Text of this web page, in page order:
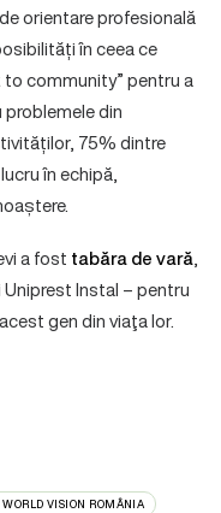
orientare profesională
în ceea ce
community” pentru a
din
75% dintre
în echipă,
a fost tabăra de vară,
Instal – pentru
gen din viaţa lor.
WORLD VISION ROMÂNIA